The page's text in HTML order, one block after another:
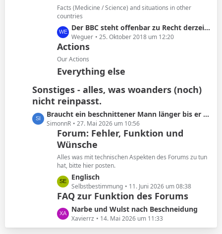
Facts (Medicine / Science) and situations in other
countries
L
e
t
z
t
e
B
e
i
t
r
ä
g
e
Der BBC steht offenbar zu Recht derzeit in der Kritik
Weguer 25. Oktober 2018 um 12:20
Actions
Our Actions
Everything else
Sonstiges - alles, was woanders (noch)
nicht reinpasst.
L
e
Braucht ein beschnittener Mann länger bis er kommt oder ist das Schwachsinn?
SimonnR 27. Mai 2026 um 10:56
Forum: Fehler, Funktion und
Wünsche
Alles was mit technischen Aspekten des Forums zu tun
hat, bitte hier posten.
L
e
t
z
t
e
Englisch
Selbstbestimmung 11. Juni 2026 um 08:38
FAQ zur Funktion des Forums
L
e
t
Narbe und Wulst nach Beschneidung
Xavierrz 14. Mai 2026 um 11:33